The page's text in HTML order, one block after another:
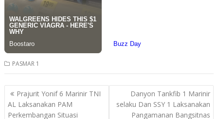
PASMAR 1
Post
navigation
Prajurit Yonif 6 Marinir TNI
AL Laksanakan PAM
Perkembangan Situasi
Danyon Tankfib 1 Marinir
selaku Dan SSY 1 Laksanakan
Pangamanan Bangsitnas